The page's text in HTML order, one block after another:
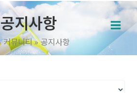
Main
공지사항
커뮤니티 공지사항